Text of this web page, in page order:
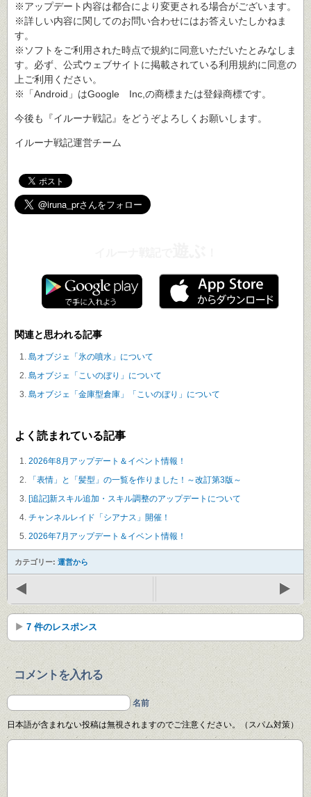
※アップデート内容は都合により変更される場合がございます。
※詳しい内容に関してのお問い合わせにはお答えいたしかねま
す。
※ソフトをご利用された時点で規約に同意いただいたとみなしま
す。必ず、公式ウェブサイトに掲載されている利用規約に同意の
上ご利用ください。
※「Android」はGoogle Inc,の商標または登録商標です。
今後も『イルーナ戦記』をどうぞよろしくお願いします。
イルーナ戦記運営チーム
関連と思われる記事
島オブジェ「氷の噴水」について
島オブジェ「こいのぼり」について
島オブジェ「金庫型倉庫」「こいのぼり」について
よく読まれている記事
2026年8月アップデート＆イベント情報！
「表情」と「髪型」の一覧を作りました！～改訂第3版～
[追記]新スキル追加・スキル調整のアップデートについて
チャンネルレイド「シアナス」開催！
2026年7月アップデート＆イベント情報！
カテゴリー: 運営から
7 件のレスポンス
コメントを入れる
名前
日本語が含まれない投稿は無視されますのでご注意ください。（スパム対策）